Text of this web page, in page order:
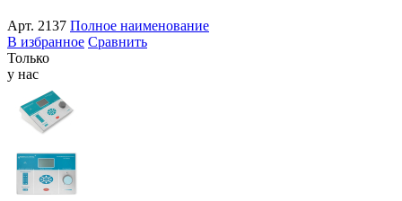
Арт. 2137 Полное наименование
В избранное Сравнить
Только
у нас